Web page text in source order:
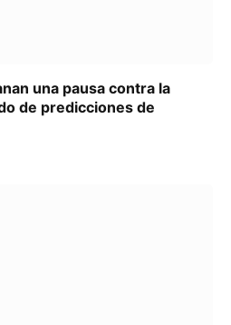
una pausa contra la
de predicciones de